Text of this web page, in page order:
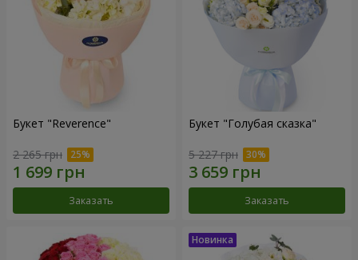
Букет "Reverence"
2 265 грн
Заказать
Букет "Голубая сказка"
5 227 грн
Заказать